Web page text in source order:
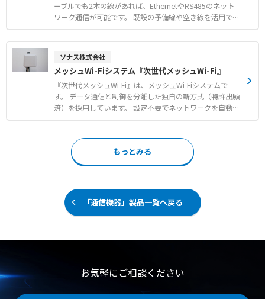
ータガバナンス強化
ータ収集機能も備えています。 【特徴】 ●ポート開放が
不要で現場ネットワークのセキュリティを維持した簡単導
入 ●強力な暗号化と多要素認証をはじめ、第三者機関の安
全性認証を取得した高いセキュリティ水準 ●各種プロトコ
能 【用途・事例】 ●ファイアウォール内部のPLCやカメラ
など産業用デバイスへの安全なリモートアクセス ●現場デ
バイスからのデータ収集とAWSやAzureなどクラウド環境
への転送 ●SECOMEAクラウド上でのデータ可視化および
分析ツールを通じた活用
ーブルでも2本の線があれば、EthernetやRS485のネット
ワーク通信が可能です。 既設の予備線や空き線を活用でき
るため、工場や設備内のセンサーや機器のレトロフィット
を簡単かつ迅速に行えます。 次世代のクアトロコア搭載に
や通信量の性能が向上しました。 マルチホップ機能により
最大10kmまでの長距離通信に対応し、最大1024台の接続
が可能です。 用途に合わせて、通信量が向上する「2倍モ
ード」や、通信距離を延ばすことができる「1/2モード」
「1/4モード」などを選択できます。 極性がないため接続
が簡単で、トポロジーフリー配線によりHUBを設置せず機
4Vを同時に給電することも可能です。 すべての配線が前面
から行える省スペース設計で、DINレールへの取り付けに
も対応しています。 【特徴】 ●どのようなケーブルでも2
新機能 ●前面配線が可能な省スペース設計と極性なし接続
による簡単な設置 【用途・事例】 ●工場や設備内の予備
線を活用したレトロフィットのセンサーや機器の迅速な後
線ネットワークの構築 ●特定の通信エリアや複数エリアで
ソナス株式会社
メッシュWi-Fiシステム『次世代メッシュWi-Fi』
『次世代メッシュWi-Fi』は、メッシュWi-Fiシステムで
す。 データ通信と制御を分離した独自の新方式（特許出願
済）を採用しています。 設定不要でネットワークを自動構
築し、縦・横のすべてを無線で接続します。 オフィスビル
以上の安定した通信速度を維持する高い性能を備えていま
す。 有線工事費や設定費用が0円のため、導入コストを他
社比で1/2以下に抑え、圧倒的な低コストでの導入が可能
環境を提供します。 【特徴】 ●データ通信と制御を分離
した新方式による設定不要の自動ネットワーク構築 ●18
ホップの多段接続でも30Mbps以上をキープする安定した
通信品質 ●有線工事費および設定費用0円による圧倒的な
図面などのデータへのどこからでもアクセス ●遠隔臨場で
もっとみる
「通信機器」製品一覧へ戻る
お気軽にご相談ください